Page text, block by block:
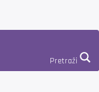
Pretraži